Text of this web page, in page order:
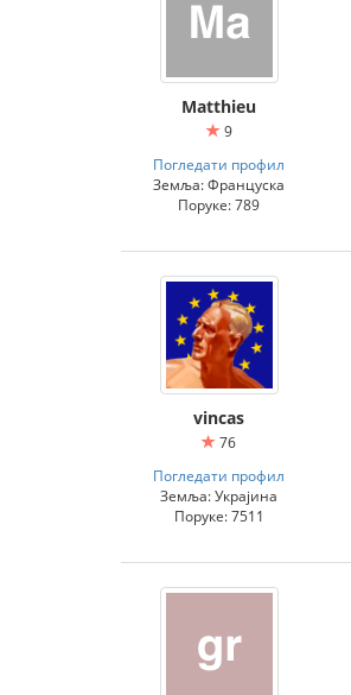
Matthieu
9
Погледати профил
Земља: Француска
Поруке: 789
vincas
76
Погледати профил
Земља: Украјина
Поруке: 7511